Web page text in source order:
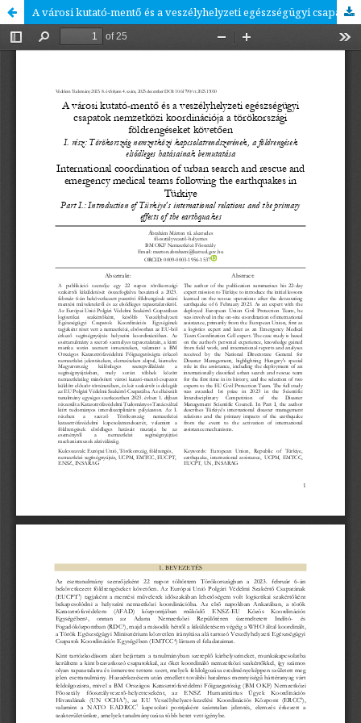
A városi kutató-mentő és a veszélyhelyzeti egészségügyi csapatok nemzetközi koordinációja a törökországi földrengéseket követően